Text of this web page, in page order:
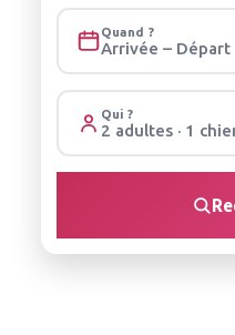
Quand ?
Arrivée – Départ
Qui ?
2 adultes · 1